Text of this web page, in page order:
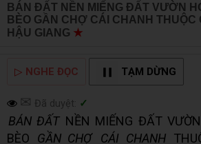
BÁN ĐẤT NỀN MIẾNG ĐẤT VƯỜN
BÈO GẦN CHỢ CÁI CHANH THUỘC
HẬU GIANG ★
▷ NGHE ĐỌC TẠM DỪNG
✉ Đã duyệt: ✓
BÁN ĐẤT NỀN MIẾNG ĐẤT
BÈO
GẦN CHỢ CÁI CHANH